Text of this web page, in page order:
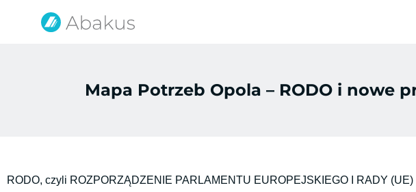
Mapa Potrzeb Opola – RODO i nowe
RODO, czyli ROZPORZĄDZENIE PARLAMENTU EUROPEJSKIEGO I RADY